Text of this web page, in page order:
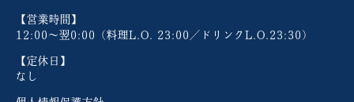
【営業時間】
12:00～翌0:00（料理L.O. 23:00／ドリンクL.O.23:30）
【定休日】
なし